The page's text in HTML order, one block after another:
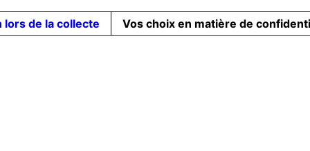
lors de la collecte Vos choix en matière de